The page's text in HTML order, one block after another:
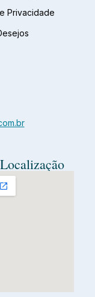
Privacidade